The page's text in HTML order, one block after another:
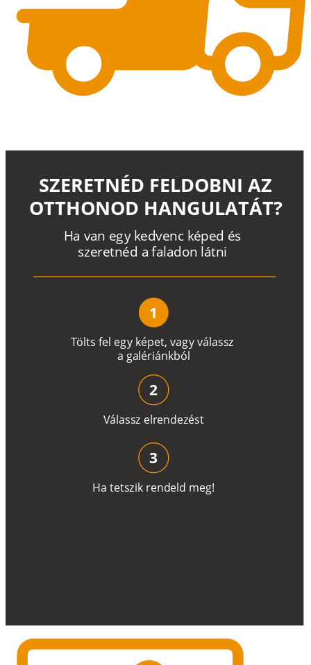
Tölts fel egy képet, vagyválassz
a galériánkból
Ha van egy kedvenc képed és
szeretnéd a faladon látni
SZERETNÉD FELDOBNI AZ
OTTHONOD HANGULATÁT?
1
Válassz elrendezést
2
Ha tetszik rendeld meg!
3